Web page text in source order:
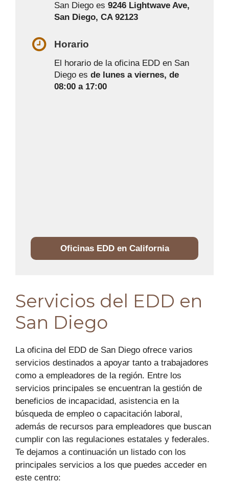
San Diego es 9246 Lightwave Ave,
San Diego, CA 92123
Horario
El horario de la oficina EDD en San
Diego es de lunes a viernes, de
08:00 a 17:00
Oficinas EDD en California
Servicios del EDD en
San Diego
La oficina del EDD de San Diego ofrece varios
servicios destinados a apoyar tanto a trabajadores
como a empleadores de la región. Entre los
servicios principales se encuentran la gestión de
beneficios de incapacidad, asistencia en la
búsqueda de empleo o capacitación laboral,
además de recursos para empleadores que buscan
cumplir con las regulaciones estatales y federales.
Te dejamos a continuación un listado con los
principales servicios a los que puedes acceder en
este centro: